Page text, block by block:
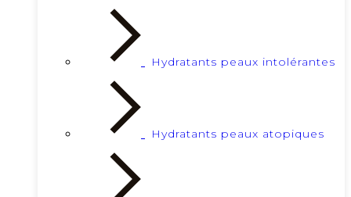
Hydratants peaux intolérantes
Hydratants peaux atopiques